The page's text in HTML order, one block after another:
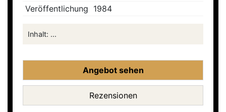
Veröffentlichung 1984
Inhalt: ...
Angebot sehen
Rezensionen